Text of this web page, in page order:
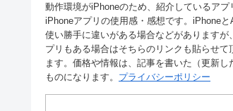
動作環境がiPhoneのため、紹介しているアプ
iPhoneアプリの使用感・感想です。iPhoneと
使い勝手に違いがある場合などがありますが
プリもある場合はそちらのリンクも貼らせて
ます。価格や情報は、記事を書いた（更新し
ものになります。 プライバシーポリシー